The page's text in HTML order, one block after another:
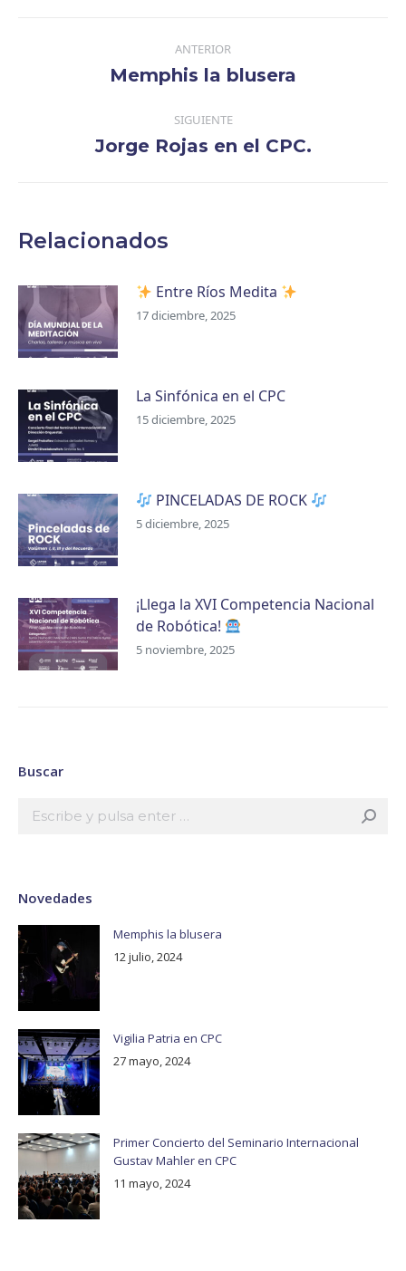
publicaciones
ANTERIOR
Publicación
Memphis la blusera
SIGUIENTE
Publicación
Jorge Rojas en el CPC.
Relacionados
Entre Ríos Medita
17 diciembre, 2025
La Sinfónica en el CPC
15 diciembre, 2025
PINCELADAS DE ROCK
5 diciembre, 2025
¡Llega la XVI Competencia Nacional
de Robótica!
5 noviembre, 2025
Buscar
Novedades
Memphis la blusera
12 julio, 2024
Vigilia Patria en CPC
27 mayo, 2024
Primer Concierto del Seminario Internacional
Gustav Mahler en CPC
11 mayo, 2024